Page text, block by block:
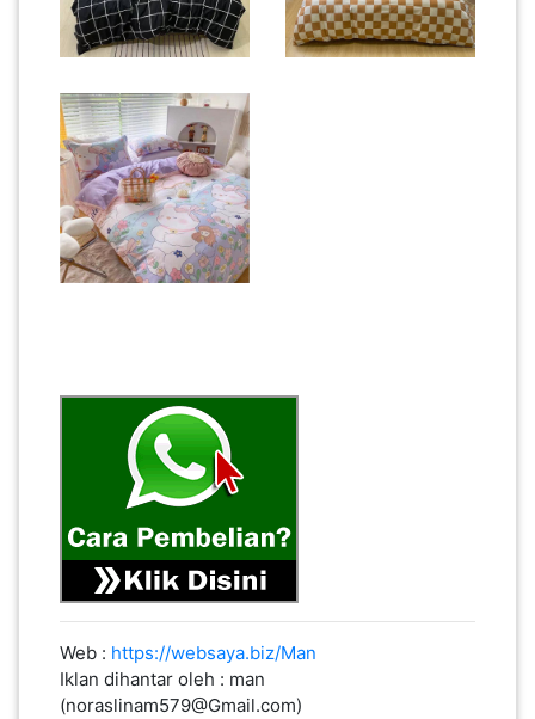
Web : https://websaya.biz/Man
Iklan dihantar oleh : man
(noraslinam579@Gmail.com)